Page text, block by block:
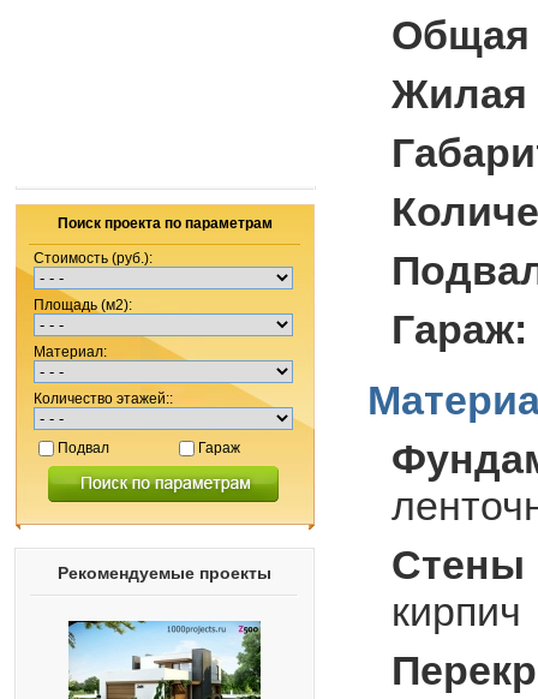
Поиск проекта по параметрам
Стоимость (руб.):
Площадь (м2):
Материал:
Количество этажей::
Подвал Гараж
Рекомендуемые проекты
Общая
Жилая
Гараж:
Стены
кирпич